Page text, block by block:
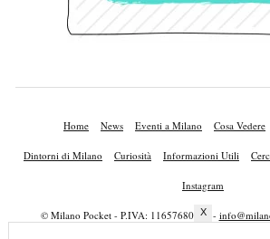
Home News Eventi a Milano Cosa Vedere
Dintorni di Milano Curiosità Informazioni Utili
Instagram
© Milano Pocket - P.IVA: 11657680010 -
X